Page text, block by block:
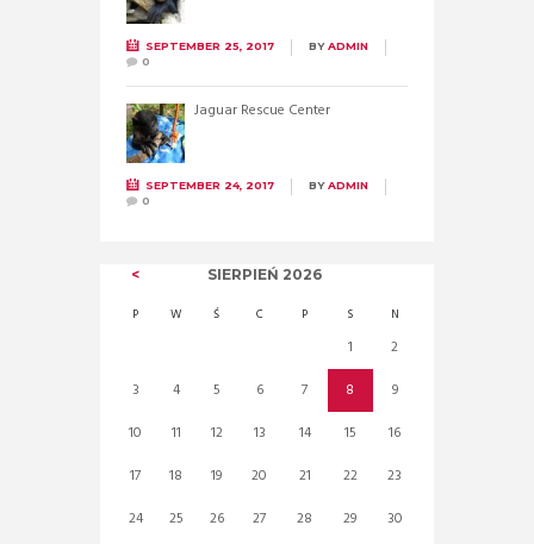
SEPTEMBER 25, 2017 BYADMIN
0
Jaguar Rescue Center
SEPTEMBER 24, 2017 BYADMIN
0
SIERPIEŃ 2026
P W Ś C P S N
1
2
3
4 5 6 7 8
9
10
11 12 13 14 15
16
17
18 19 20 21 22
23
24
25 26 27 28 29
30